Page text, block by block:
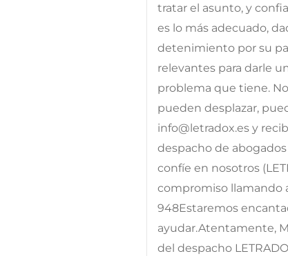
tratar el asunto, y
es lo más adecuado,
detenimiento por su
relevantes para darle
problema que tiene.
pueden desplazar,
info@letradox.es y
despacho de
confíe en nosotros
compromiso llamando
948Estaremos
ayudar.Atentamente,
del despacho